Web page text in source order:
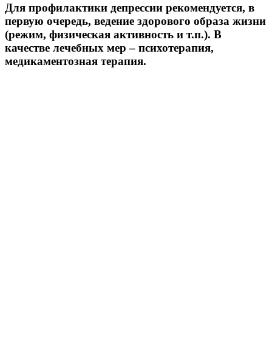
Для профилактики депрессии рекомендуется, в
первую очередь, ведение здорового образа жизни
(режим, физическая активность и т.п.). В
качестве лечебных мер – психотерапия,
медикаментозная терапия.